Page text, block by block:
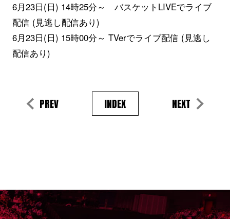
6月23日(日) 14時25分～ バスケットLIVEでライブ
配信 (見逃し配信あり)
6月23日(日) 15時00分～ TVerでライブ配信 (見逃し
配信あり)
PREV INDEX NEXT